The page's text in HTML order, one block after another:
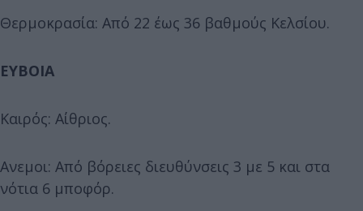
Θερμοκρασία: Από 22 έως 36 βαθμούς Κελσίου.
ΕΥΒΟΙΑ
Καιρός: Αίθριος.
Ανεμοι: Από βόρειες διευθύνσεις 3 με 5 και στα
νότια 6 μποφόρ.